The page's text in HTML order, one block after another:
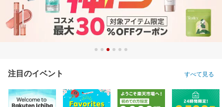
注目のイベント すべて見る